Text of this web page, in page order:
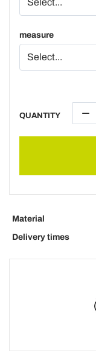
measure
QUANTITY
Material
Delivery times